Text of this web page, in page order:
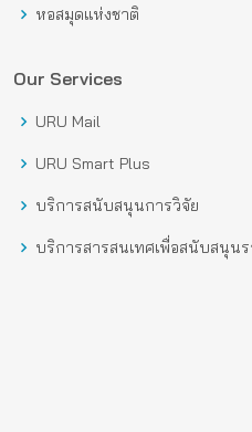
หอสมุดแห่งชาติ
Our Services
URU Mail
URU Smart Plus
บริการสนับสนุนการวิจัย
บริการสารสนเทศเพื่อสนับสนุน